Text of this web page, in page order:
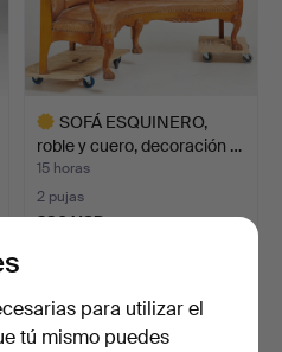
SOFÁ ESQUINERO,
roble y cuero, decoración …
15 horas
2 pujas
230 USD
para utilizar el
tú mismo puedes